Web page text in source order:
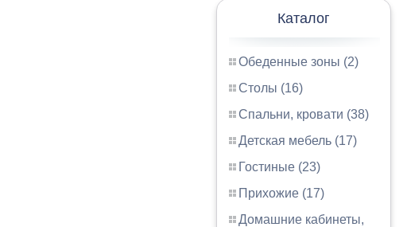
Каталог
Обеденные зоны (2)
Столы (16)
Спальни, кровати (38)
Детская мебель (17)
Гостиные (23)
Прихожие (17)
Домашние кабинеты,